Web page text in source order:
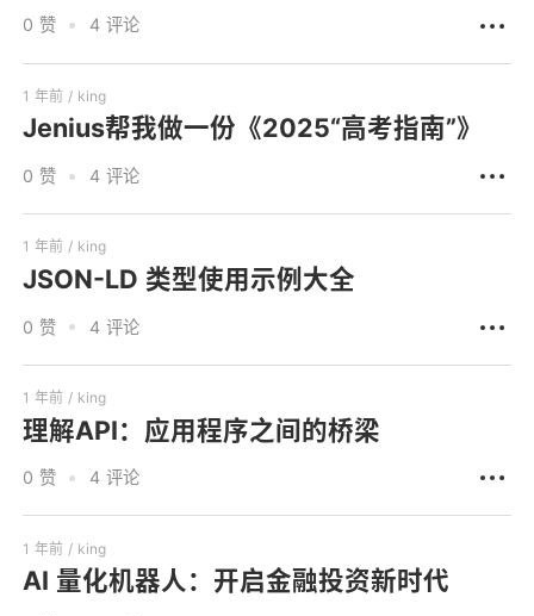
0 赞 4 评论
1 年前 / king
Jenius帮我做一份《2025“高考指南”》
0 赞 4 评论
1 年前 / king
JSON-LD 类型使用示例大全
0 赞 4 评论
1 年前 / king
理解API：应用程序之间的桥梁
0 赞 4 评论
1 年前 / king
AI 量化机器人：开启金融投资新时代